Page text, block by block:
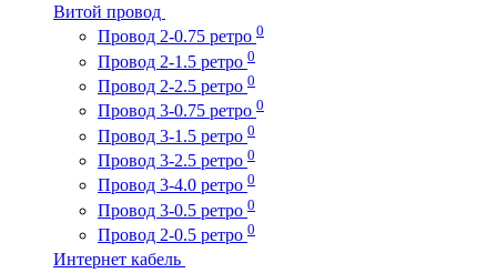
Витой провод
Провод 2-0.75 ретро 0
Провод 2-1.5 ретро 0
Провод 2-2.5 ретро 0
Провод 3-0.75 ретро 0
Провод 3-1.5 ретро 0
Провод 3-2.5 ретро 0
Провод 3-4.0 ретро 0
Провод 3-0.5 ретро 0
Провод 2-0.5 ретро 0
Интернет кабель